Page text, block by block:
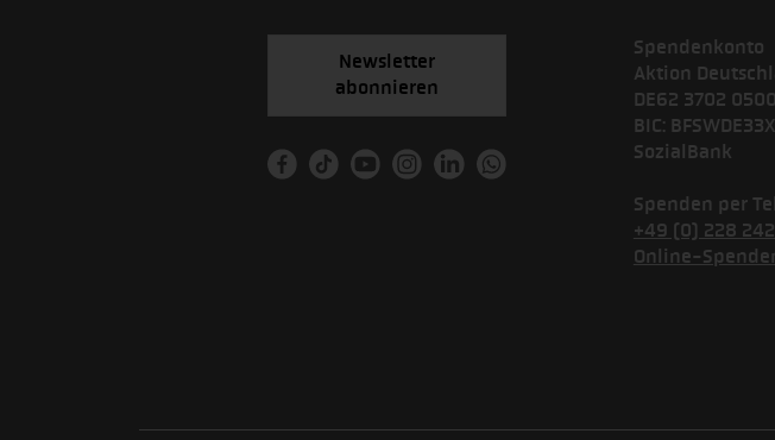
Newsletter
abonnieren
Spendenkonto
Aktion
DE62 3702
BIC:
SozialBank
Spenden per
+49 (0) 228
Online-